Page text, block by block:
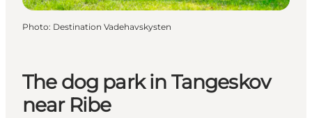
The dog park in Tangeskov
near Ribe
Photo: Destination Vadehavskysten